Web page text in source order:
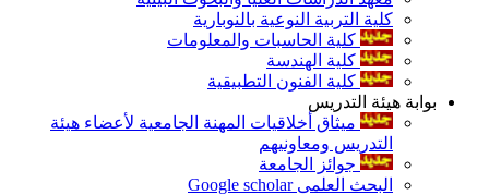
كلية التربية النوعية بالنوبارية
كلية الحاسبات والمعلومات
كلية الهندسة
كلية الفنون التطبيقية
بوابة هيئة التدريس
ميثاق أخلاقيات المهنة الجامعية لأعضاء هيئة
التدريس ومعاونيهم
جوائز الجامعة
البحث العلمى Google scholar